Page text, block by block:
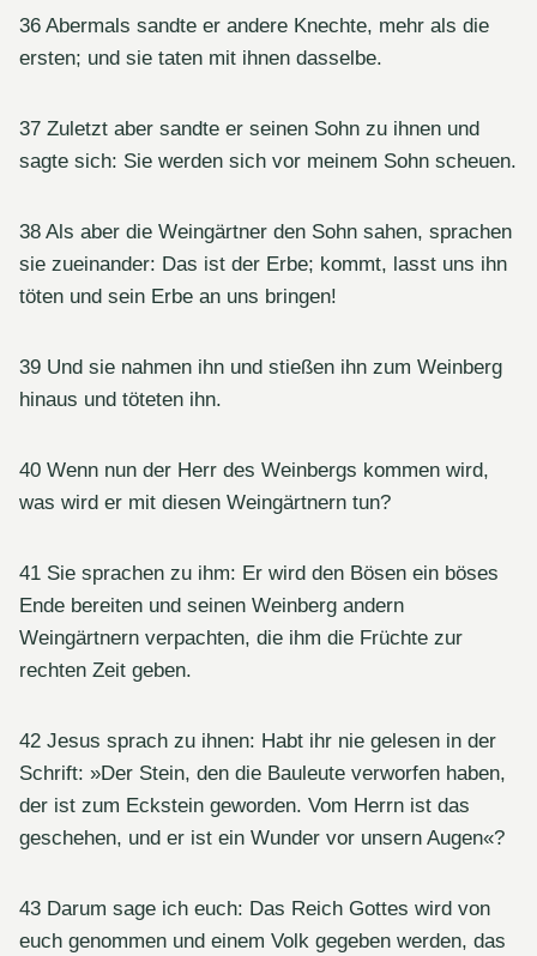
36 Abermals sandte er andere Knechte, mehr als die
ersten; und sie taten mit ihnen dasselbe.
37 Zuletzt aber sandte er seinen Sohn zu ihnen und
sagte sich: Sie werden sich vor meinem Sohn scheuen.
38 Als aber die Weingärtner den Sohn sahen, sprachen
sie zueinander: Das ist der Erbe; kommt, lasst uns ihn
töten und sein Erbe an uns bringen!
39 Und sie nahmen ihn und stießen ihn zum Weinberg
hinaus und töteten ihn.
40 Wenn nun der Herr des Weinbergs kommen wird,
was wird er mit diesen Weingärtnern tun?
41 Sie sprachen zu ihm: Er wird den Bösen ein böses
Ende bereiten und seinen Weinberg andern
Weingärtnern verpachten, die ihm die Früchte zur
rechten Zeit geben.
42 Jesus sprach zu ihnen: Habt ihr nie gelesen in der
Schrift: »Der Stein, den die Bauleute verworfen haben,
der ist zum Eckstein geworden. Vom Herrn ist das
geschehen, und er ist ein Wunder vor unsern Augen«?
43 Darum sage ich euch: Das Reich Gottes wird von
euch genommen und einem Volk gegeben werden, das